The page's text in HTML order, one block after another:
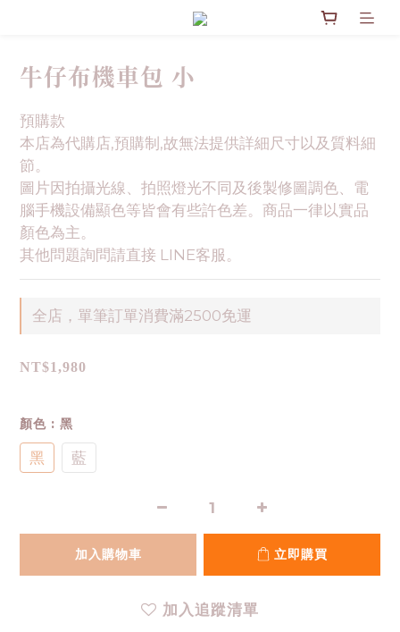
牛仔布機車包 小
預購款
本店為代購店,預購制,故無法提供詳細尺寸以及質料細
節。
圖片因拍攝光線、拍照燈光不同及後製修圖調色、電
腦手機設備顯色等皆會有些許色差。商品一律以實品
顏色為主。
其他問題詢問請直接 LINE客服。
全店，單筆訂單消費滿2500免運
NT$1,980
顏色 : 黑
黑 藍
加入購物車 立即購買
加入追蹤清單